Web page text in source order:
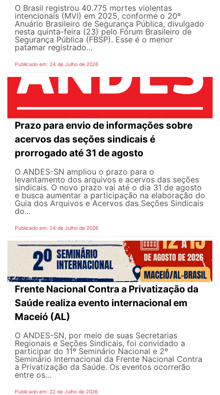
O Brasil registrou 40.775 mortes violentas
intencionais (MVI) em 2025, conforme o 20º
Anuário Brasileiro de Segurança Pública, divulgado
nesta quinta-feira (23) pelo Fórum Brasileiro de
Segurança Pública (FBSP). Esse é o menor
patamar registrado...
Publicado em: 24 de Julho de 2026
Prazo para envio de informações sobre
acervos das seções sindicais é
prorrogado até 31 de agosto
O ANDES-SN ampliou o prazo para o
levantamento dos arquivos e acervos das seções
sindicais. O novo prazo vai até o dia 31 de agosto
e busca aumentar a participação na elaboração do
Guia dos Arquivos e Acervos das Seções Sindicais
do...
Publicado em: 24 de Julho de 2026
Frente Nacional Contra a Privatização da
Saúde realiza evento internacional em
Maceió (AL)
O ANDES-SN, por meio de suas Secretarias
Regionais e Seções Sindicais, foi convidado a
participar do 11º Seminário Nacional e 2º
Seminário Internacional da Frente Nacional Contra
a Privatização da Saúde. Os eventos ocorrerão
entre os...
Publicado em: 22 de Julho de 2026